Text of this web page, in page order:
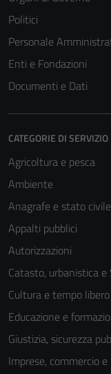
Politici
Personale
Enti e Fondazioni
Documenti e Dati
CATEGORIE DI SERVIZIO
Agricoltura e pesca
Ambiente
Anagrafe e stato civile
Appalti pubblici
Autorizzazioni
Catasto, urbanistica e
Cultura e tempo libero
Educazione e
Giustizia, sicurezza
Imprese, commercio e